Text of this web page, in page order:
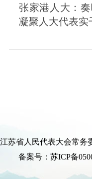
张家港人大：
凝聚人大代表实
江苏省人民代表大会常务
备案号：苏ICP备